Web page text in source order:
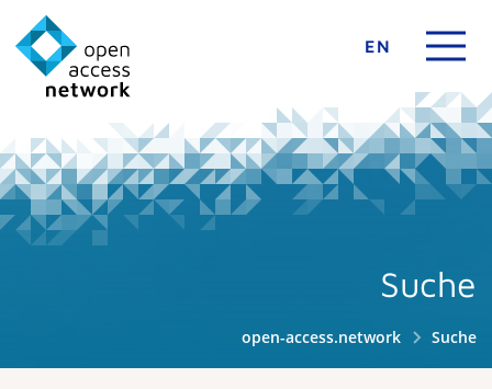
EN
Suche
open-access.network Suche